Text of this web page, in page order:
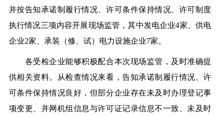
并按告知承诺制履行情况、许可条件保持情况、许可制度
执行情况三项内容开展现场监管，其中发电企业4家、供电
企业2家、承装（修、试）电力设施企业7家。
各受检企业能够积极配合本次现场监管，及时准确提
供相关资料。从检查情况来看，告知承诺制履行情况、许
可条件保持情况良好，但部分企业存在未及时办理登记事
项变更、并网机组信息与许可证记录信息不一致、未及时